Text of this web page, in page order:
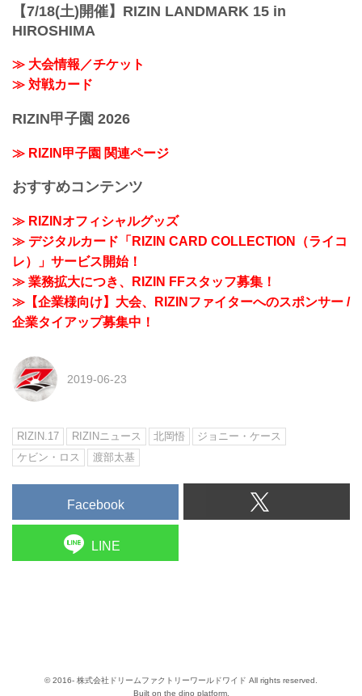
【7/18(土)開催】RIZIN LANDMARK 15 in
HIROSHIMA
≫ 大会情報／チケット
≫ 対戦カード
RIZIN甲子園 2026
≫ RIZIN甲子園 関連ページ
おすすめコンテンツ
≫ RIZINオフィシャルグッズ
≫ デジタルカード「RIZIN CARD COLLECTION（ライコ
レ）」サービス開始！
≫ 業務拡大につき、RIZIN FFスタッフ募集！
≫【企業様向け】大会、RIZINファイターへのスポンサー /
企業タイアップ募集中！
2019-06-23
RIZIN.17 RIZINニュース 北岡悟
ジョニー・ケース
ケビン・ロス
渡部太基
Facebook
LINE
© 2016- 株式会社ドリームファクトリーワールドワイド All rights reserved.
Built on the dino platform.